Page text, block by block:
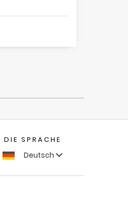
DIE SPRACHE
Deutsch